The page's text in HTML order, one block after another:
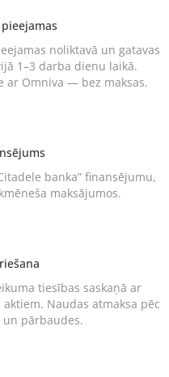
noliktavā un gatavas
1–3 darba dienu laikā.
ar Omniva — bez maksas.
banka” finansējumu,
maksājumos.
tiesības saskaņā ar
Naudas atmaksa pēc
un pārbaudes.